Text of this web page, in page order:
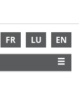
FR LU EN